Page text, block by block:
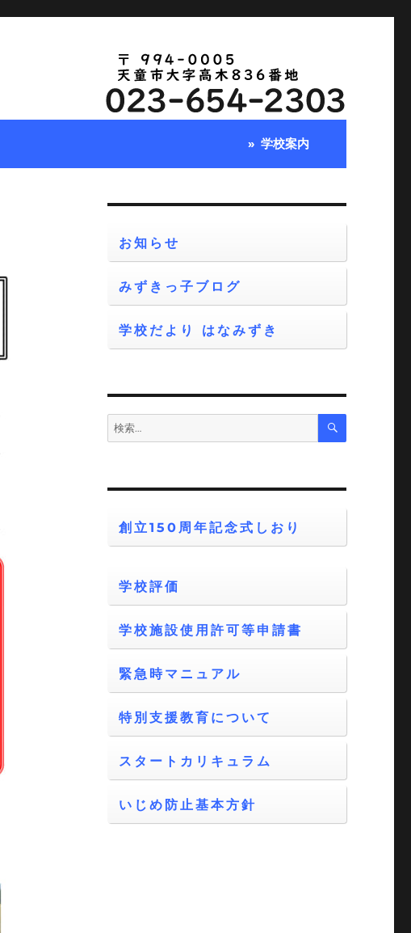
学校案内
お知らせ
みずきっ子ブログ
学校だより はなみずき
検
索:
検
創立150周年記念式しおり
学校評価
学校施設使用許可等申請書
緊急時マニュアル
特別支援教育について
スタートカリキュラム
いじめ防止基本方針